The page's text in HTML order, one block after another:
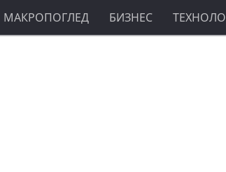
МАКРОПОГЛЕД БИЗНЕС